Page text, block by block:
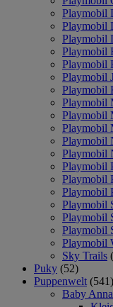
Playmobil
Playmobil
Playmobil
Playmobil
Playmobil
Playmobil
Playmobil
Playmobil
Playmobil
Playmobil
Playmobil
Playmobil
Playmobil
Playmobil
Playmobil
Playmobil
Playmobil
Playmobil
Playmobil
Sky Trails
Puky (52)
Puppenwelt (541)
Baby